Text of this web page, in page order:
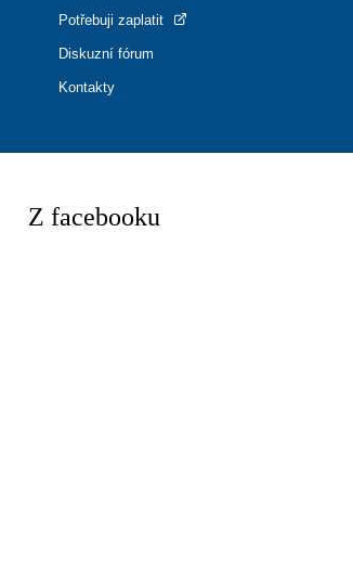
Potřebuji zaplatit
Diskuzní fórum
Kontakty
Z facebooku